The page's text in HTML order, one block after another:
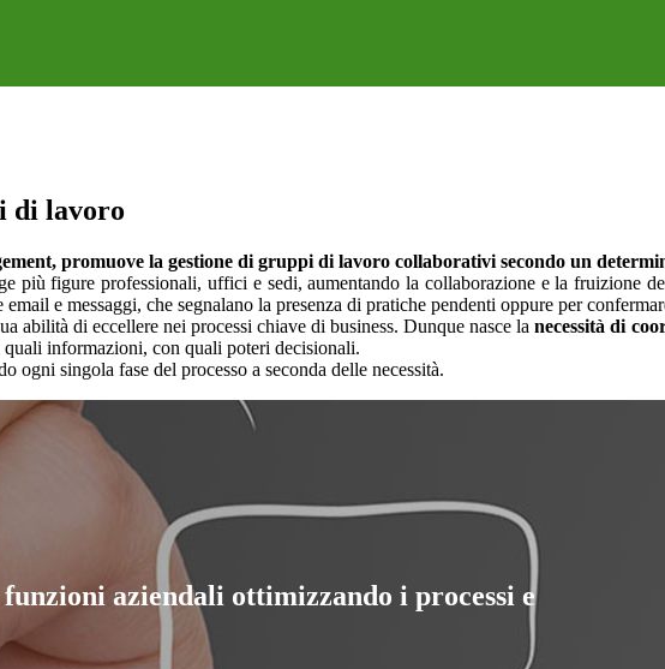
di lavoro
promuove la gestione di gruppi di lavoro collaborativi secondo un
più figure professionali, uffici e sedi, aumentando la collaborazione e la fruizione
e messaggi, che segnalano la presenza di pratiche pendenti oppure per
abilità di eccellere nei processi chiave di business. Dunque nasce lanecessità di
informazioni, con quali poteri decisionali.
ogni singola fase del processo a seconda delle necessità.
aziendali ottimizzando i processi e